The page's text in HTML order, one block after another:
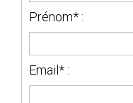
Prénom* :
Email* :